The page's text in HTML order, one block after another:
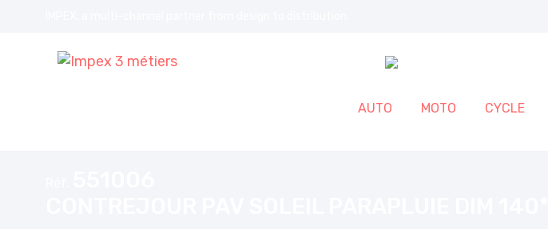
AUTO MOTO CYCLE